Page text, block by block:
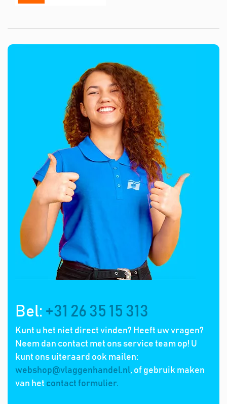
Bel: +31 26 35 15 313
Kunt u het niet direct vinden? Heeft uw vragen?
Neem dan contact met ons service team op! U
kunt ons uiteraard ook mailen:
webshop@vlaggenhandel.nl, of gebruik maken
van het contact formulier.